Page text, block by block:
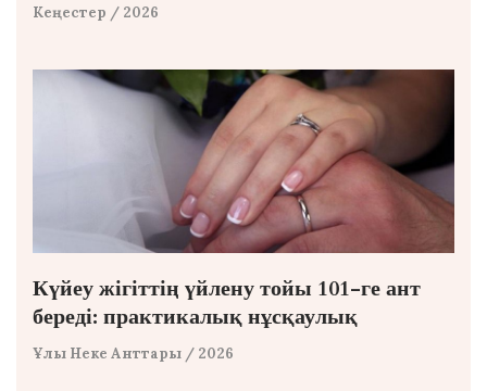
Кеңестер / 2026
Күйеу жігіттің үйлену тойы 101-ге ант
береді: практикалық нұсқаулық
Ұлы Неке Анттары / 2026